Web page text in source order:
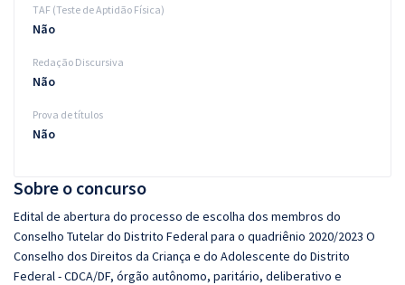
Sobre o concurso
Edital de abertura do processo de escolha dos membros do
Conselho Tutelar do Distrito Federal para o quadriênio 2020/2023 O
Conselho dos Direitos da Criança e do Adolescente do Distrito
Federal - CDCA/DF, órgão autônomo, paritário, deliberativo e
TAF (Teste de Aptidão Física)
Não
Redação Discursiva
Não
Prova de títulos
Não